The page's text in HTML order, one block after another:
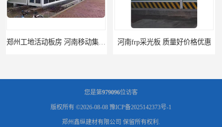
河南frp采光板 质量好价格优惠 郑州楼层板厂家直销 *
您是第979096位访客
版权所有 ©2026-08-08 豫ICP备2025142373号-1
郑州鑫纵建材有限公司 保留所有权利.